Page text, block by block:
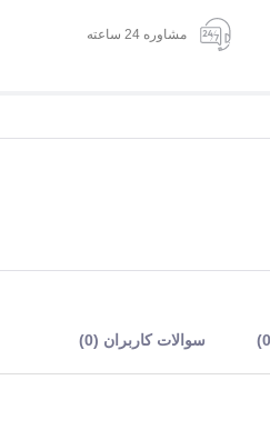
مشاوره 24 ساعته
سوالات کاربران (0)